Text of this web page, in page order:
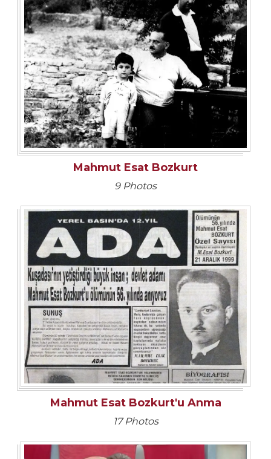
Mahmut Esat Bozkurt
9 Photos
Mahmut Esat Bozkurt'u Anma
17 Photos